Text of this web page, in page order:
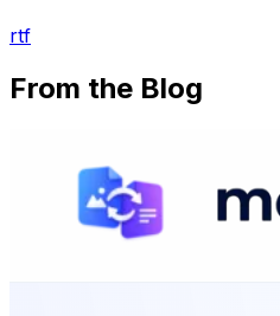
rtf
From the Blog